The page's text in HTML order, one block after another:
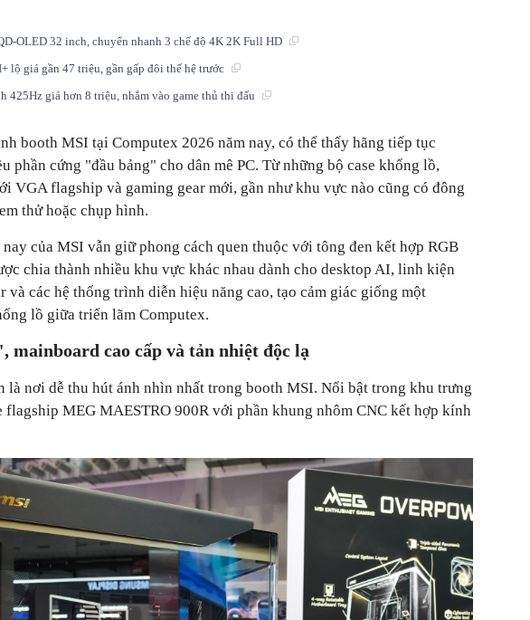
OLED 32 inch, chuyển nhanh 3 chế độ 4K 2K Full HD
lộ giá gần 47 triệu, gần gấp đôi thế hệ trước
425Hz giá hơn 8 triệu, nhắm vào game thủ thi đấu
booth MSI tại Computex 2026 năm nay, có thể thấy hãng tiếp tục
phần cứng "đầu bảng" cho dân mê PC. Từ những bộ case khổng lồ,
VGA flagship và gaming gear mới, gần như khu vực nào cũng có đông
thử hoặc chụp hình.
của MSI vẫn giữ phong cách quen thuộc với tông đen kết hợp RGB
chia thành nhiều khu vực khác nhau dành cho desktop AI, linh kiện
và các hệ thống trình diễn hiệu năng cao, tạo cảm giác giống một
lồ giữa triển lãm Computex.
mainboard cao cấp và tản nhiệt độc lạ
là nơi dễ thu hút ánh nhìn nhất trong booth MSI. Nổi bật trong khu trưng
flagship MEG MAESTRO 900R với phần khung nhôm CNC kết hợp kính